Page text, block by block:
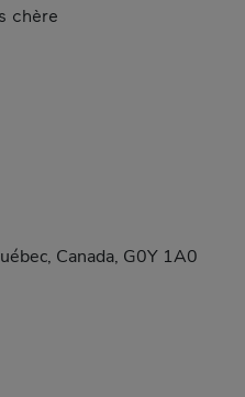
chère
Canada, G0Y 1A0